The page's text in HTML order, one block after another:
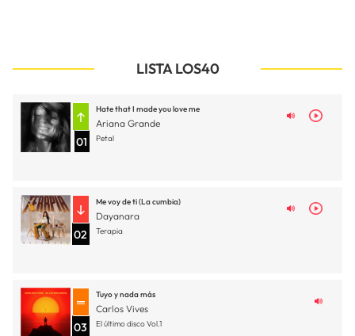
LISTA LOS40
01
Hate that I made you love me
Ariana Grande
Petal
02
Me voy de ti (La cumbia)
Dayanara
Terapia
03
Tuyo y nada más
Carlos Vives
El último disco Vol.1